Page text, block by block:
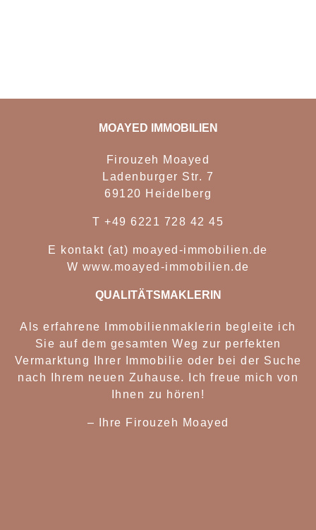
MOAYED IMMOBILIEN
Firouzeh Moayed
Ladenburger Str. 7
69120 Heidelberg
T +49 6221 728 42 45
E kontakt (at) moayed-immobilien.de
W www.moayed-immobilien.de
QUALITÄTSMAKLERIN
Als erfahrene Immobilienmaklerin begleite ich
Sie auf dem gesamten Weg zur perfekten
Vermarktung Ihrer Immobilie oder bei der Suche
nach Ihrem neuen Zuhause. Ich freue mich von
Ihnen zu hören!
– Ihre Firouzeh Moayed